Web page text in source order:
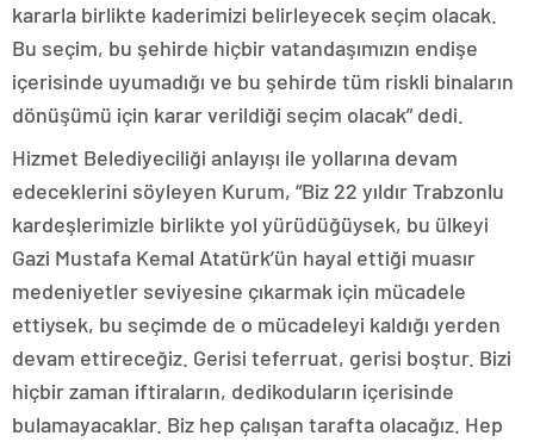
kararla birlikte kaderimizi belirleyecek seçim olacak.
Bu seçim, bu şehirde hiçbir vatandaşımızın endişe
içerisinde uyumadığı ve bu şehirde tüm riskli binaların
dönüşümü için karar verildiği seçim olacak” dedi.
Hizmet Belediyeciliği anlayışı ile yollarına devam
edeceklerini söyleyen Kurum, “Biz 22 yıldır Trabzonlu
kardeşlerimizle birlikte yol yürüdüğüysek, bu ülkeyi
Gazi Mustafa Kemal Atatürk’ün hayal ettiği muasır
medeniyetler seviyesine çıkarmak için mücadele
ettiysek, bu seçimde de o mücadeleyi kaldığı yerden
devam ettireceğiz. Gerisi teferruat, gerisi boştur. Bizi
hiçbir zaman iftiraların, dedikoduların içerisinde
bulamayacaklar. Biz hep çalışan tarafta olacağız. Hep